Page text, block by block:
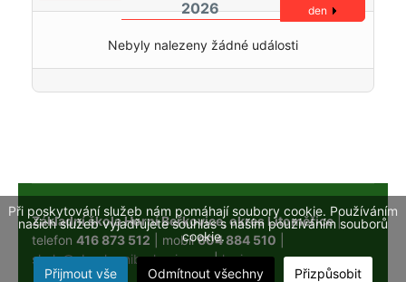
2026
den
Nebyly nalezeny žádné události
Základní škola Horní Beřkovice, okres Litoměřice|
telefon 416 873 512 | mobil604 884 510
skola@obechorniberkovice.cz|login
Při poskytování služeb nám pomáhají soubory cookie. Používáním
našich služeb vyjadřujete souhlas s naším používáním souborů
cookie.
Přijmout vše Odmítnout všechny Přizpůsobit